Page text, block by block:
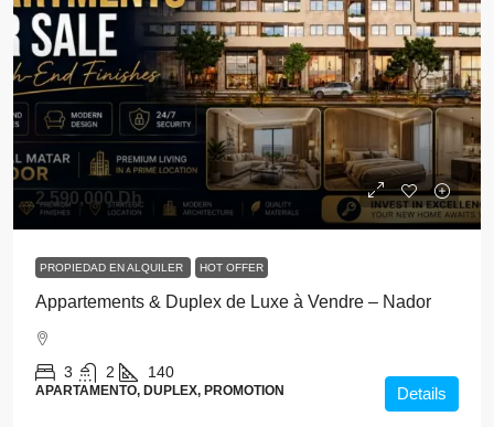
2,590,000 Dh
PROPIEDAD EN ALQUILER HOT OFFER
Appartements & Duplex de Luxe à Vendre – Nador
3 2 140
APARTAMENTO, DUPLEX, PROMOTION Details